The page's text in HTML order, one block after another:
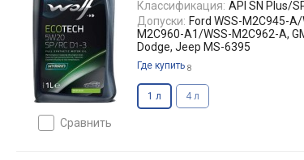
сравнить
Классификация: API SN Plus/
Допуски: Ford WSS-M2C945-
M2C960-A1/WSS-M2C962-A,
Dodge, Jeep MS-6395
Где купить 8
1 л 4 л